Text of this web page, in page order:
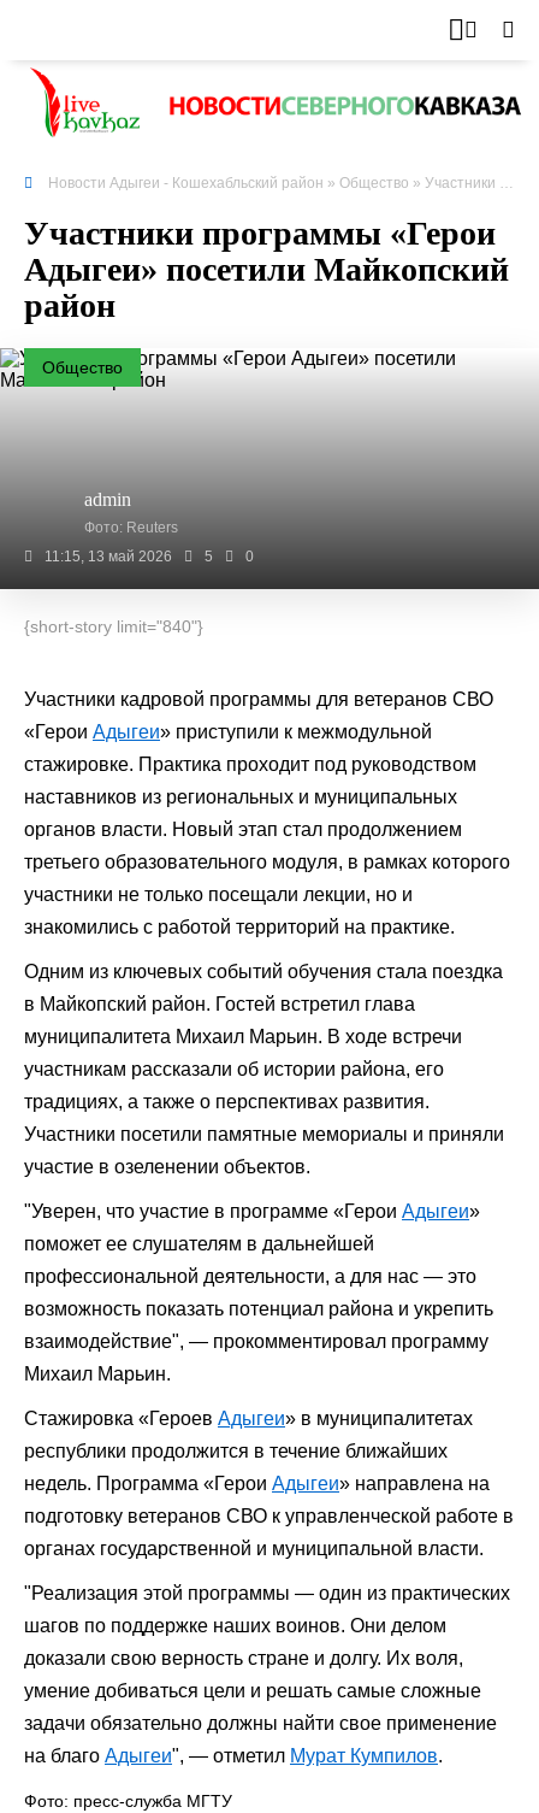
Новости Адыгеи - Кошехабльский район » Общество » Участники программы «Герои Адыгеи» посетили Майкопский район
Участники программы «Герои
Адыгеи» посетили Майкопский
район
Общество
admin
Фото: Reuters
11:15, 13 май 2026
5 0
{short-story limit="840"}
Участники кадровой программы для ветеранов СВО
«Герои Адыгеи» приступили к межмодульной
стажировке. Практика проходит под руководством
наставников из региональных и муниципальных
органов власти. Новый этап стал продолжением
третьего образовательного модуля, в рамках которого
участники не только посещали лекции, но и
знакомились с работой территорий на практике.
Одним из ключевых событий обучения стала поездка
в Майкопский район. Гостей встретил глава
муниципалитета Михаил Марьин. В ходе встречи
участникам рассказали об истории района, его
традициях, а также о перспективах развития.
Участники посетили памятные мемориалы и приняли
участие в озеленении объектов.
"Уверен, что участие в программе «Герои Адыгеи»
поможет ее слушателям в дальнейшей
профессиональной деятельности, а для нас — это
возможность показать потенциал района и укрепить
взаимодействие", — прокомментировал программу
Михаил Марьин.
Стажировка «Героев Адыгеи» в муниципалитетах
республики продолжится в течение ближайших
недель. Программа «Герои Адыгеи» направлена на
подготовку ветеранов СВО к управленческой работе в
органах государственной и муниципальной власти.
"Реализация этой программы — один из практических
шагов по поддержке наших воинов. Они делом
доказали свою верность стране и долгу. Их воля,
умение добиваться цели и решать самые сложные
задачи обязательно должны найти свое применение
на благо Адыгеи", — отметил Мурат Кумпилов.
Фото: пресс-служба МГТУ